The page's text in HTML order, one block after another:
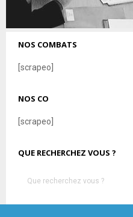
NOS COMBATS
[scrapeo]
NOS CO
[scrapeo]
QUE RECHERCHEZ VOUS ?